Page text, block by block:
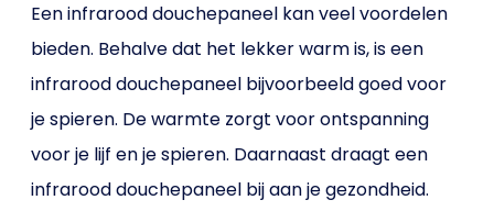
Een infrarood douchepaneel kan veel voordelen
bieden. Behalve dat het lekker warm is, is een
infrarood douchepaneel bijvoorbeeld goed voor
je spieren. De warmte zorgt voor ontspanning
voor je lijf en je spieren. Daarnaast draagt een
infrarood douchepaneel bij aan je gezondheid.